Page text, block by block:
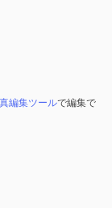
編集ツールで編集で